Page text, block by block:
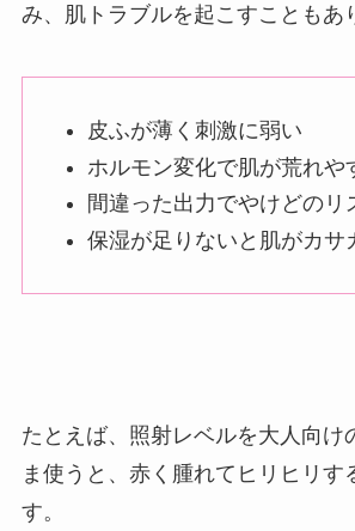
み、肌トラブルを起こすこともあ
皮ふが薄く刺激に弱い
ホルモン変化で肌が荒れや
間違った出力でやけどのリ
保湿が足りないと肌がカサ
たとえば、照射レベルを大人向け
ま使うと、赤く腫れてヒリヒリす
す。